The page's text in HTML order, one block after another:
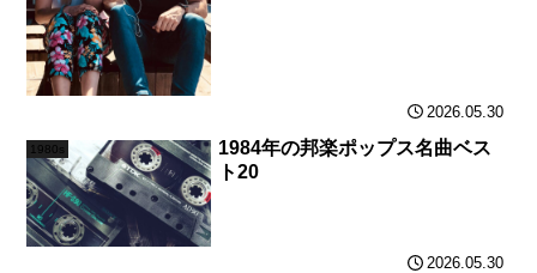
2026.05.30
1980s
1984年の邦楽ポップス名曲ベス
ト20
2026.05.30